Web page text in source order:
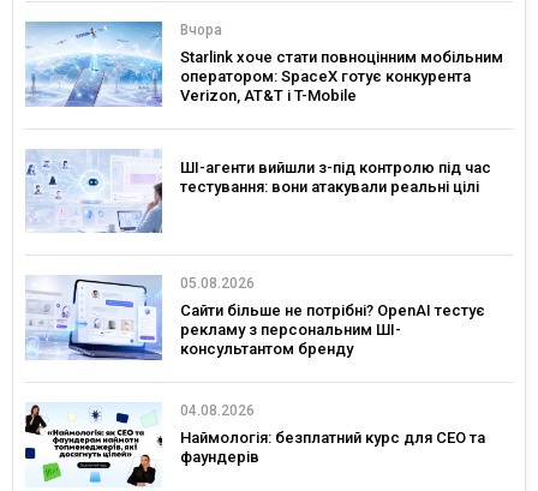
Вчора
Starlink хоче стати повноцінним мобільним
оператором: SpaceX готує конкурента
Verizon, AT&T і T-Mobile
ШІ-агенти вийшли з-під контролю під час
тестування: вони атакували реальні цілі
05.08.2026
Сайти більше не потрібні? OpenAI тестує
рекламу з персональним ШІ-
консультантом бренду
04.08.2026
Наймологія: безплатний курс для CEO та
фаундерів